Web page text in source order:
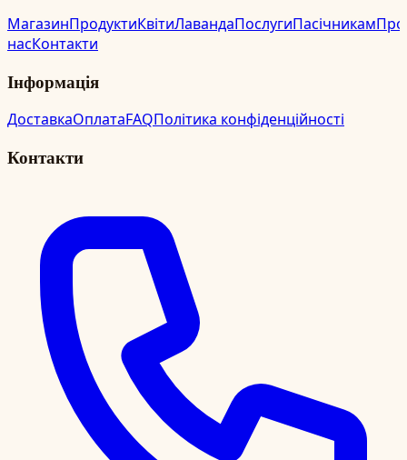
МагазинПродуктиКвітиЛавандаПослугиПасічникамПро
насКонтакти
Інформація
ДоставкаОплатаFAQПолітика конфіденційності
Контакти